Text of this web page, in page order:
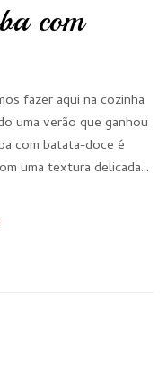
com
fazer aqui na cozinha
uma verão que ganhou
com batata-doce é
uma textura delicada…